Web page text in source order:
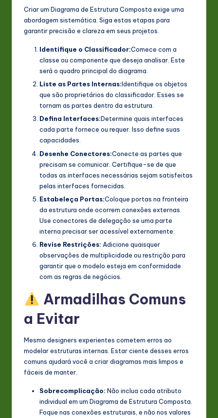
Criar um Diagrama de Estrutura Composta exige uma
abordagem sistemática. Siga estas etapas para
garantir precisão e clareza em seus projetos.
Identifique o Classificador:Comece com a
classe ou componente que deseja analisar. Este
será o quadro principal do diagrama.
Liste as Partes Internas:Identifique os objetos
que são proprietários do classificador. Esses se
tornam as partes dentro da estrutura.
Defina Interfaces:Determine quais interfaces
cada parte fornece ou requer. Isso define suas
capacidades.
Desenhe Conectores:Conecte as partes que
precisam se comunicar. Certifique-se de que
todas as interfaces necessárias sejam satisfeitas
pelas interfaces fornecidas.
Estabeleça Portas:Coloque portas na fronteira
da estrutura onde ocorrem conexões externas.
Use conectores de delegação se uma parte
interna precisar ser acessível externamente.
Revise Restrições: Adicione quaisquer
observações de multiplicidade ou restrição para
garantir que o modelo esteja em conformidade
com as regras de negócios.
Armadilhas Comuns
a Evitar
Mesmo designers experientes cometem erros ao
modelar estruturas internas. Estar ciente desses erros
comuns ajudará você a criar diagramas mais limpos e
fáceis de manter.
Sobrecomplicação: Não inclua cada atributo
individual em um Diagrama de Estrutura Composta.
Foque nas conexões estruturais, e não nos valores